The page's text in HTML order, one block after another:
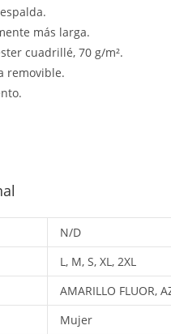
más larga.
cuadrillé, 70 g/m².
removible.
N/D
L, M, S, XL, 2XL
AMARILLO FLUOR,
Mujer